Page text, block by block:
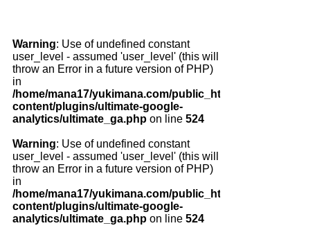
Warning: Use of undefined constant
user_level - assumed 'user_level' (this will
throw an Error in a future version of PHP)
in
/home/mana17/yukimana.com/public_html/wp-
content/plugins/ultimate-google-
analytics/ultimate_ga.php on line 524
Warning: Use of undefined constant
user_level - assumed 'user_level' (this will
throw an Error in a future version of PHP)
in
/home/mana17/yukimana.com/public_html/wp-
content/plugins/ultimate-google-
analytics/ultimate_ga.php on line 524